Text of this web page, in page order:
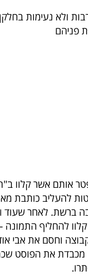
ולא נעימות
פניהם
אותם אשר קלוו
להעליב כותבת
לאחר שעוד
קלוו להחליף
וחסם את אבי
את הפוסט